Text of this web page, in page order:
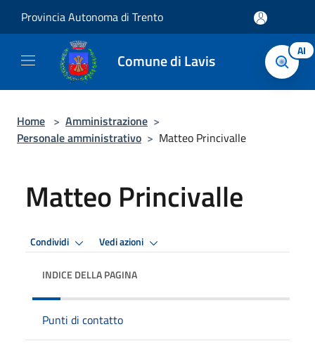
Provincia Autonoma di Trento
Comune di Lavis AI
Home > Amministrazione >
Personale amministrativo > Matteo Princivalle
Matteo Princivalle
Condividi Vedi azioni
INDICE DELLA PAGINA
Punti di contatto